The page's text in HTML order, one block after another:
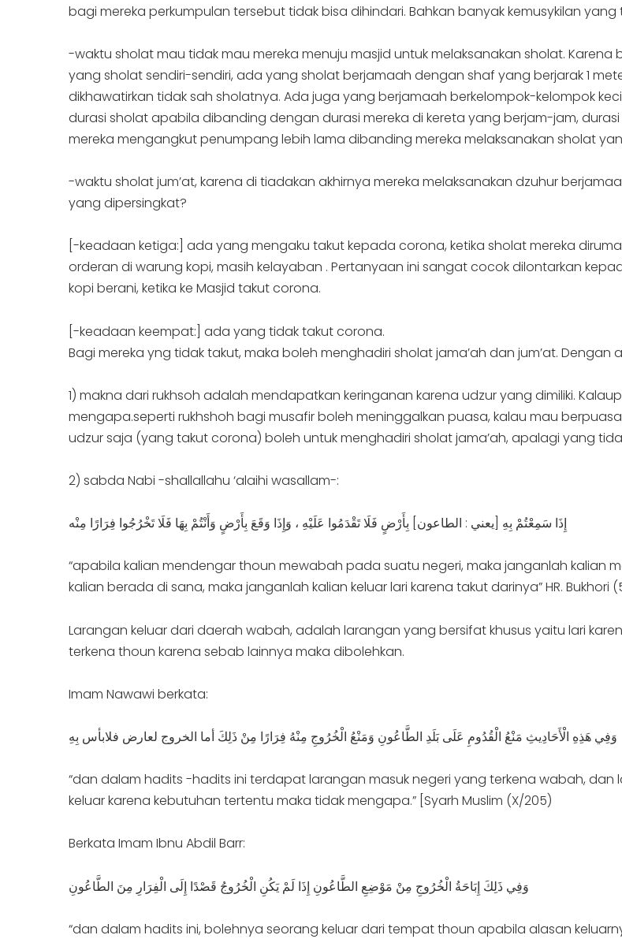
bagi mereka perkumpulan tersebut tidak bisa dihindari. Bahkan banyak kemusykilan
-waktu sholat mau tidak mau mereka menuju masjid untuk melaksanakan sholat.
yang sholat sendiri-sendiri, ada yang sholat berjamaah dengan shaf yang berjarak 1
dikhawatirkan tidak sah sholatnya. Ada juga yang berjamaah berkelompok-kelompok
durasi sholat apabila dibanding dengan durasi mereka di kereta yang berjam-jam,
mereka mengangkut penumpang lebih lama dibanding mereka melaksanakan sholat
-waktu sholat jum’at, karena di tiadakan akhirnya mereka melaksanakan dzuhur
yang dipersingkat?
[-keadaan ketiga:] ada yang mengaku takut kepada corona, ketika sholat mereka
orderan di warung kopi, masih kelayaban . Pertanyaan ini sangat cocok dilontarkan
kopi berani, ketika ke Masjid takut corona.
[-keadaan keempat:] ada yang tidak takut corona.
Bagi mereka yng tidak takut, maka boleh menghadiri sholat jama’ah dan jum’at. Dengan
1) makna dari rukhsoh adalah mendapatkan keringanan karena udzur yang dimiliki.
mengapa.seperti rukhshoh bagi musafir boleh meninggalkan puasa, kalau mau
udzur saja (yang takut corona) boleh untuk menghadiri sholat jama’ah, apalagi yang
2) sabda Nabi -shallallahu ‘alaihi wasallam-:
إِذَا سَمِعْتُمْ بِهِ [يعني : الطاعون] بِأَرْضٍ فَلَا تَقْدَمُوا عَلَيْهِ ، وَإِذَا وَقَعَ بِأَرْضٍ وَأَنْتُمْ بِهَا فَلَا تَخْرُجُوا فِرَارًا مِنْه
“apabila kalian mendengar thoun mewabah pada suatu negeri, maka janganlah kalian
kalian berada di sana, maka janganlah kalian keluar lari karena takut darinya” HR. Bukhori
Larangan keluar dari daerah wabah, adalah larangan yang bersifat khusus yaitu lari
terkena thoun karena sebab lainnya maka dibolehkan.
Imam Nawawi berkata:
وَفِي هَذِهِ الْأَحَادِيثِ مَنْعُ الْقُدُومِ عَلَى بَلَدِ الطَّاعُونِ وَمَنْعُ الْخُرُوجِ مِنْهُ فِرَارًا مِنْ ذَلِكَ أما الخروج لعارض فلابأس بِهِ
“dan dalam hadits -hadits ini terdapat larangan masuk negeri yang terkena wabah,
keluar karena kebutuhan tertentu maka tidak mengapa.” [Syarh Muslim (X/205)
Berkata Imam Ibnu Abdil Barr:
وَفِي ذَلِكَ إِبَاحَةُ الْخُرُوجِ مِنْ مَوْضِعِ الطَّاعُونِ إِذَا لَمْ يَكُنِ الْخُرُوجُ قَصْدًا إِلَى الْفِرَارِ مِنَ الطَّاعُونِ
“dan dalam hadits ini, bolehnya seorang keluar dari tempat thoun apabila alasan